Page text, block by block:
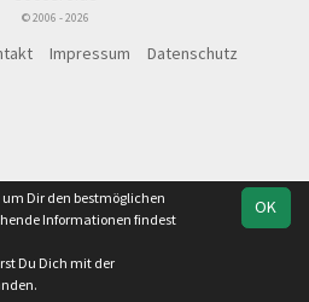
© 2006 - 2026
Impressum Datenschutz
OK
um Dir den bestmöglichen
Informationen findest
Du Dich mit der